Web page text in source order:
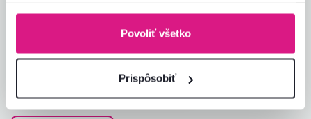
Povoliť všetko
Prispôsobiť
10.12.2024, Bratislava-